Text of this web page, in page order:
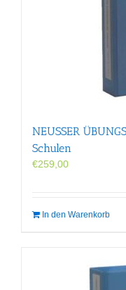
NEUSSER
Schulen
€259,00
In den Warenkorb